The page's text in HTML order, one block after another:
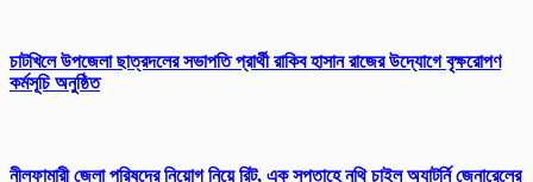
চাটখিলে উপজেলা ছাত্রদলের সভাপতি প্রার্থী রাকিব হাসান রাজের উদ্যোগে বৃক্ষরোপণ
কর্মসূচি অনুষ্ঠিত
নীলফামারী জেলা পরিষদের নিয়োগ নিয়ে রিট, এক সপ্তাহে নথি চাইল অ্যাটর্নি জেনারেলের